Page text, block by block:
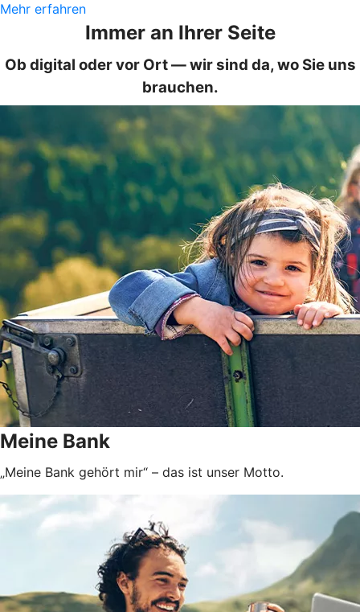
Mehr erfahren
Immer an Ihrer Seite
Ob digital oder vor Ort — wir sind da, wo Sie uns
brauchen.
Meine Bank
„Meine Bank gehört mir“ – das ist unser Motto.